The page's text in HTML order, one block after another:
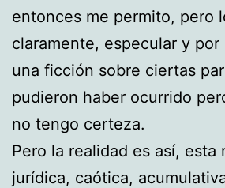
entonces me permito, pero
claramente, especular y
una ficción sobre ciertas
pudieron haber ocurrido
no tengo certeza.
Pero la realidad es así, esta
jurídica, caótica,